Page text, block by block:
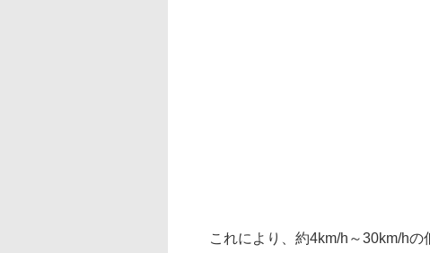
これにより、約4km/h～30km/hの